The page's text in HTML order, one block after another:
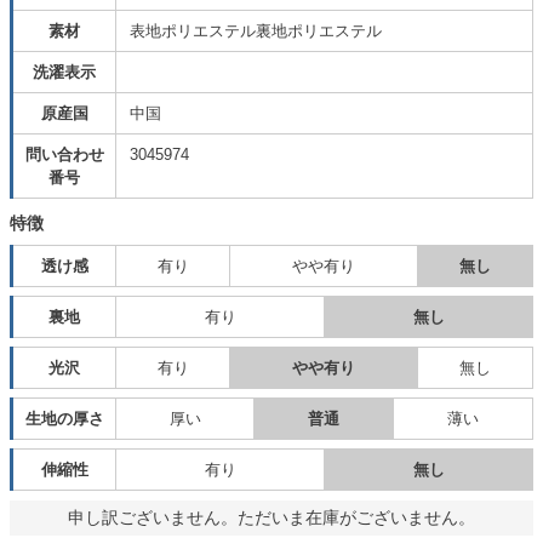
素材 表地ポリエステル裏地ポリエステル
洗濯表示
原産国 中国
問い合わせ
番号
3045974
特徴
透け感 有り やや有り 無し
裏地 有り 無し
光沢 有り やや有り 無し
生地の厚さ 厚い 普通 薄い
伸縮性 有り 無し
申し訳ございません。ただいま在庫がございません。